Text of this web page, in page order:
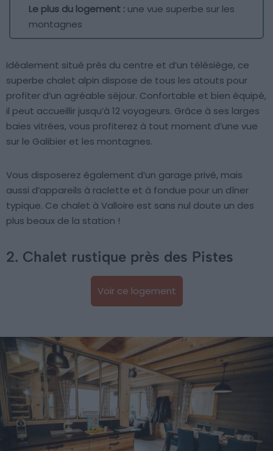
Le plus du logement : une vue superbe sur les
montagnes
Idéalement situé près du centre et d’un télésiège, ce
superbe chalet alpin dispose de tous les atouts pour
profiter d’un agréable séjour. Confortable et bien équipé,
il peut accueillir jusqu’à 12 voyageurs. Grâce à ses larges
baies vitrées, vous profiterez à tout moment d’une vue
sur le Galibier et les montagnes.
Vous disposerez également d’un garage privé, mais
aussi d’appareils à raclette et à fondue pour un dîner
typique. Ce chalet à Valloire est sans nul doute un des
plus beaux de la station !
2. Chalet rustique près des Pistes
Voir ce logement